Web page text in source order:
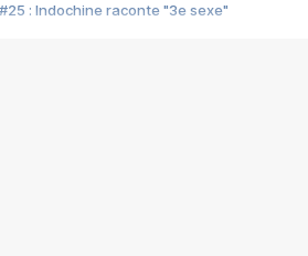
#25 : Indochine raconte "3e sexe"